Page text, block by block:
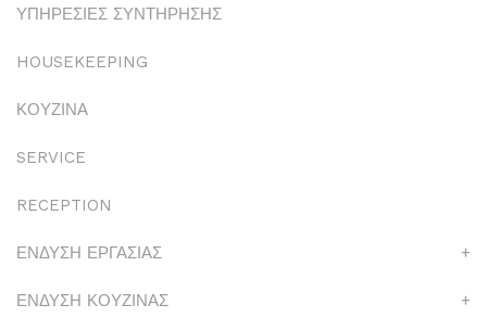
ΥΠΗΡΕΣΙΕΣ ΣΥΝΤΗΡΗΣΗΣ
HOUSEKEEPING
ΚΟΥΖΙΝΑ
SERVICE
RECEPTION
ΕΝΔΥΣΗ ΕΡΓΑΣΙΑΣ +
ΕΝΔΥΣΗ ΚΟΥΖΙΝΑΣ +